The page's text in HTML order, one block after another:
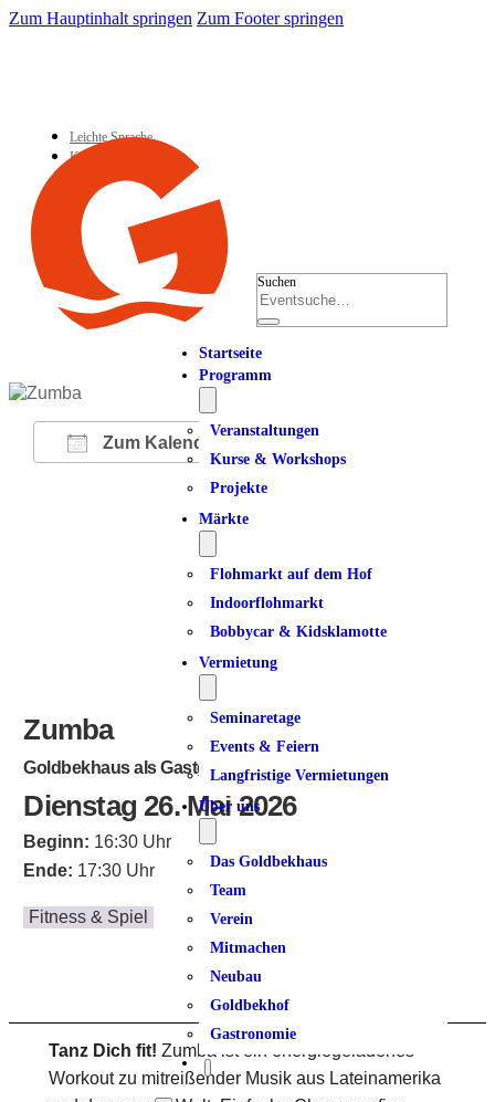
Zum Hauptinhalt springen Zum Footer springen
Leichte Sprache
Kontakt
Suchen
Startseite
Programm
Veranstaltungen
Kurse & Workshops
Projekte
Märkte
Flohmarkt auf dem Hof
Indoorflohmarkt
Bobbycar & Kidsklamotte
Vermietung
Seminaretage
Events & Feiern
Langfristige Vermietungen
Über uns
Das Goldbekhaus
Team
Verein
Mitmachen
Neubau
Goldbekhof
Gastronomie
Zum Kalender hinzufügen
ICS herunterladen
Google Kalender
iCalendarOffice 365
Zumba
Goldbekhaus als Gastgeber
Dienstag 26. Mai 2026
Beginn: 16:30 Uhr
Ende: 17:30 Uhr
Fitness & Spiel
Tanz Dich fit! Zumba ist ein energiegeladenes
Workout zu mitreißender Musik aus Lateinamerika